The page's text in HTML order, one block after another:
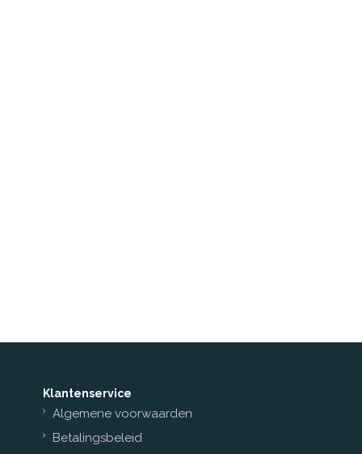
Klantenservice
Algemene voorwaarden
Betalingsbeleid